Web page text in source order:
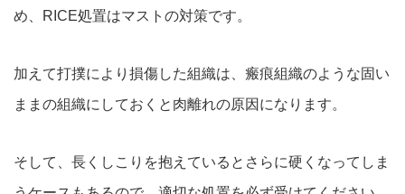
め、RICE処置はマストの対策です。
加えて打撲により損傷した組織は、瘢痕組織のような固い
ままの組織にしておくと肉離れの原因になります。
そして、長くしこりを抱えているとさらに硬くなってしま